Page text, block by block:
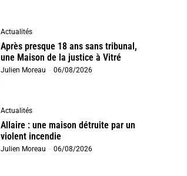
Actualités
Après presque 18 ans sans tribunal,
une Maison de la justice à Vitré
Julien Moreau - 06/08/2026
Actualités
Allaire : une maison détruite par un
violent incendie
Julien Moreau - 06/08/2026